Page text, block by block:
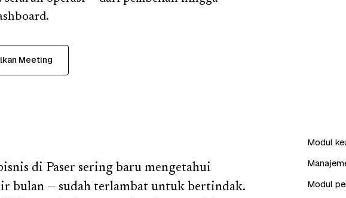
Meeting
di Paser sering baru mengetahui
bulan — sudah terlambat untuk bertindak.
Modul
Modul